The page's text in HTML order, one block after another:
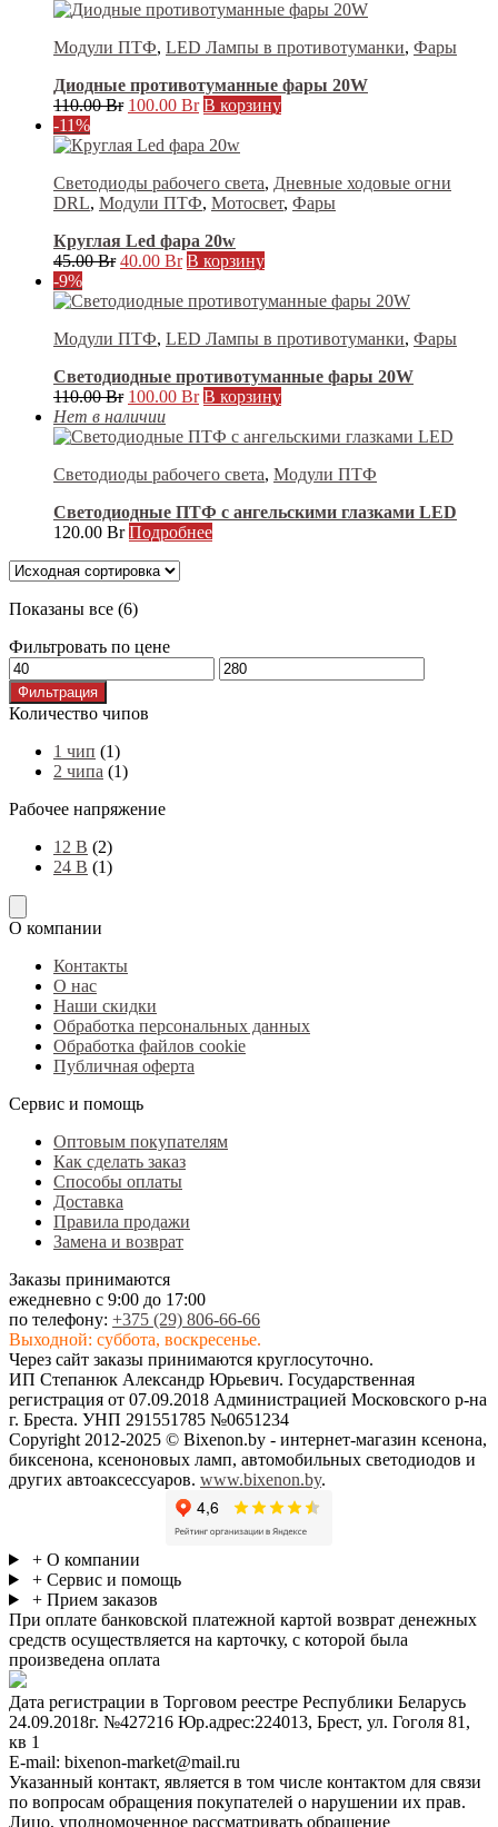
Модули ПТФ, LED Лампы в противотуманки, Фары
Диодные противотуманные фары 20W
110.00Br Первоначальная
составляла
100.00 BrТекущая
100.00 Br.
В корзину
-11%
Светодиоды рабочего света, Дневные ходовые огни
DRL, Модули ПТФ, Мотосвет, Фары
Круглая Led фара 20w
45.00Br Первоначальная
составляла
40.00 BrТекущая
40.00 Br.
В корзину
-9%
Модули ПТФ, LED Лампы в противотуманки, Фары
Светодиодные противотуманные фары 20W
110.00Br Первоначальная
цена
составляла
100.00 BrТекущая
100.00 Br.
В корзину
Нет в наличии
Светодиоды рабочего света, Модули ПТФ
Светодиодные ПТФ с ангельскими глазками LED
120.00 Br Подробнее
Показаны все (6)
Фильтровать по цене
Минимальная
цена
Максимальная
цена
Фильтрация
Количество чипов
1 чип (1)
2 чипа (1)
Рабочее напряжение
12 В (2)
24 В (1)
О компании
Контакты
О нас
Наши скидки
Обработка персональных данных
Обработка файлов cookie
Публичная оферта
Сервис и помощь
Оптовым покупателям
Как сделать заказ
Способы оплаты
Доставка
Правила продажи
Замена и возврат
Заказы принимаются
ежедневно с 9:00 до 17:00
по телефону: +375 (29) 806-66-66
Выходной: суббота, воскресенье.
Через сайт заказы принимаются круглосуточно.
ИП Степанюк Александр Юрьевич. Государственная
регистрация от 07.09.2018 Администрацией Московского р-на
г. Бреста. УНП 291551785 №0651234
Copyright 2012-2025 © Bixenon.by - интернет-магазин ксенона,
биксенона, ксеноновых ламп, автомобильных светодиодов и
других автоаксессуаров. www.bixenon.by.
+ О компании
+ Сервис и помощь
+ Прием заказов
При оплате банковской платежной картой возврат денежных
средств осуществляется на карточку, с которой была
произведена оплата
Дата регистрации в Торговом реестре Республики Беларусь
24.09.2018г. №427216 Юр.адрес:224013, Брест, ул. Гоголя 81,
кв 1
E-mail: bixenon-market@mail.ru
Указанный контакт, является в том числе контактом для связи
по вопросам обращения покупателей о нарушении их прав.
Лицо, уполномоченное рассматривать обращение